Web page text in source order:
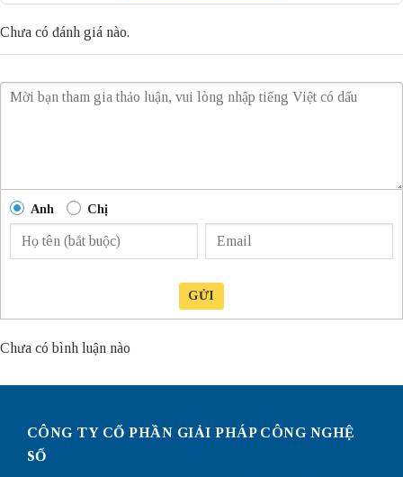
Chưa có đánh giá nào.
Anh Chị
GỬI
Chưa có bình luận nào
CÔNG TY CỔ PHẦN GIẢI PHÁP CÔNG NGHỆ
SỐ